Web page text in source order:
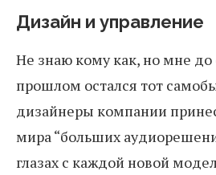
Дизайн и управление
Не знаю кому как, но мне до
прошлом остался тот
дизайнеры компании
мира “больших
глазах с каждой новой